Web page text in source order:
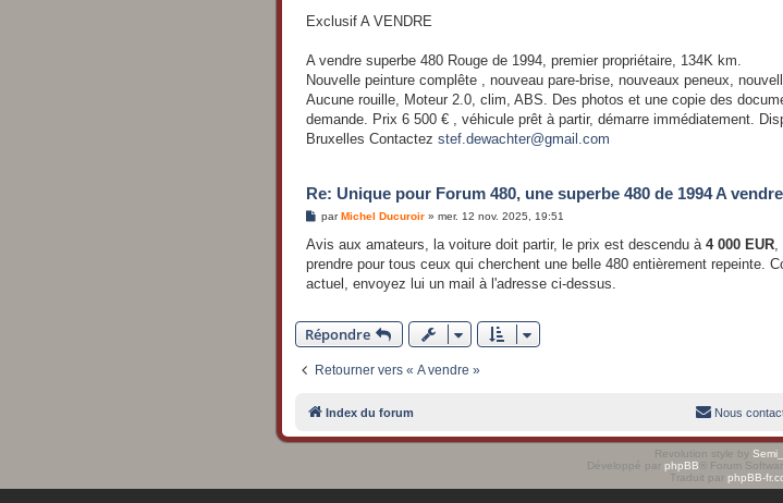
s
g
Exclusif A VENDRE
A vendre superbe 480 Rouge de 1994, premier propriétaire, 134K km.
Nouvelle peinture complête , nouveau pare-brise, nouveaux peneux,
Aucune rouille, Moteur 2.0, clim, ABS. Des photos et une copie des
demande. Prix 6 500 € , véhicule prêt à partir, démarre immédiatement.
Bruxelles Contactez stef.dewachter@gmail.com
Re: Unique pour Forum 480, une superbe 480 de 1994 A vendre
M
s
a
g
parMichel Ducuroir » mer. 12 nov. 2025, 19:51
Avis aux amateurs, la voiture doit partir, le prix est descendu à 4 000 EUR,
prendre pour tous ceux qui cherchent une belle 480 entièrement repeinte.
actuel, envoyez lui un mail à l'adresse ci-dessus.
Répondre
Retourner vers « A vendre »
Index du forum Nous
Revolution style by
Développé par phpBB ® Forum
Traduit par phpBB-